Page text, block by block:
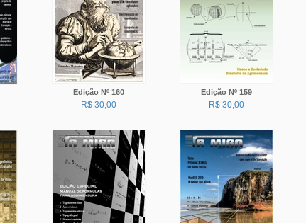
Edição Nº 160
R$ 30,00
Edição Nº 159
R$ 30,00